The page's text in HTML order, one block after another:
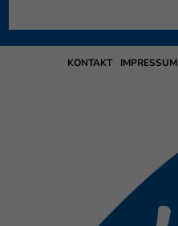
IMPRESSUM
KONTAKT